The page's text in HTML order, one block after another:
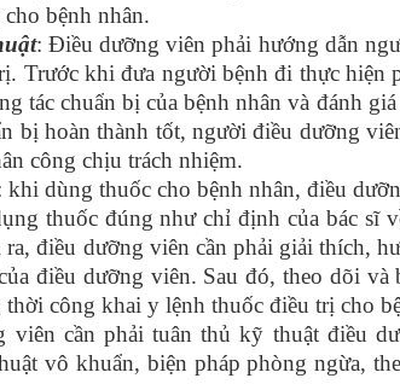
bệnh nhân.
: Điều dưỡng viên phải hướng dẫn
Trước khi đưa người bệnh đi thực hiện
tác chuẩn bị của bệnh nhân và đánh
bị hoàn thành tốt, người điều dưỡng
công chịu trách nhiệm.
khi dùng thuốc cho bệnh nhân, điều
thuốc đúng như chỉ định của bác sĩ
điều dưỡng viên cần phải giải thích,
điều dưỡng viên. Sau đó, theo dõi và
công khai y lệnh thuốc điều trị cho
viên cần phải tuân thủ kỹ thuật điều
vô khuẩn, biện pháp phòng ngừa,